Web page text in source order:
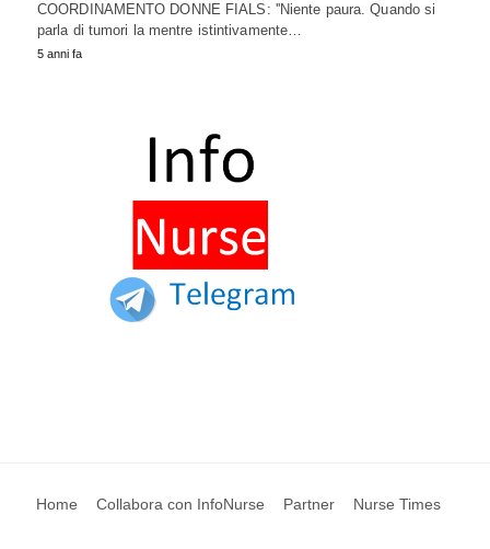
COORDINAMENTO DONNE FIALS: ''Niente paura. Quando si
parla di tumori la mentre istintivamente…
5 anni fa
Home Collabora con InfoNurse Partner Nurse Times